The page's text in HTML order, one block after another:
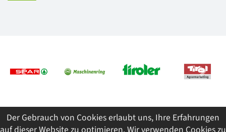
Der Gebrauch von Cookies erlaubt uns, Ihre Erfahrungen
Previous Next
© 2026 Tiroler Jungbauernschaft/Landjugend